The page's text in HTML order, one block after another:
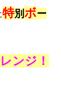
特別ボー
ンジ！